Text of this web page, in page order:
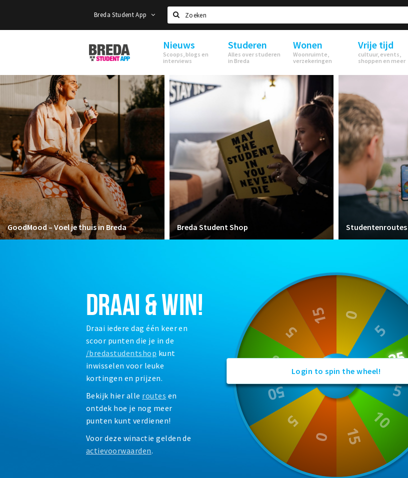
Breda Student App
Zoeken
Breda
Student
Nieuws
Scoops, blogs en
interviews
Studeren
Alles over studeren
in Breda
Wonen
Woonruimte,
verzekeringen
Vrije tijd
cultuur, events,
shoppen en meer
GoodMood – Voel je thuis in Breda Breda Student Shop Studentenroutes
DRAAI & WIN!
Draai iedere dag één keer en
scoor punten die je in de
/bredastudentshop kunt
inwisselen voor leuke
kortingen en prijzen.
Bekijk hier alle routes en
ontdek hoe je nog meer
punten kunt verdienen!
Voor deze winactie gelden de
actievoorwaarden.
Login to spin the wheel!